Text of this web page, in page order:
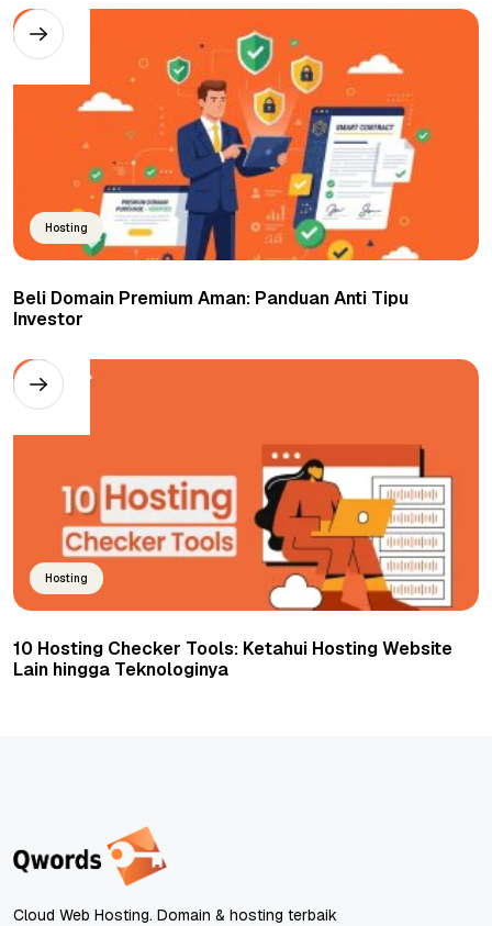
Hosting
Beli Domain Premium Aman: Panduan Anti Tipu
Investor
Hosting
10 Hosting Checker Tools: Ketahui Hosting Website
Lain hingga Teknologinya
Cloud Web Hosting. Domain & hosting terbaik